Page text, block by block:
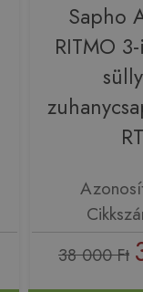
Sapho
RITMO
38 000 Ft